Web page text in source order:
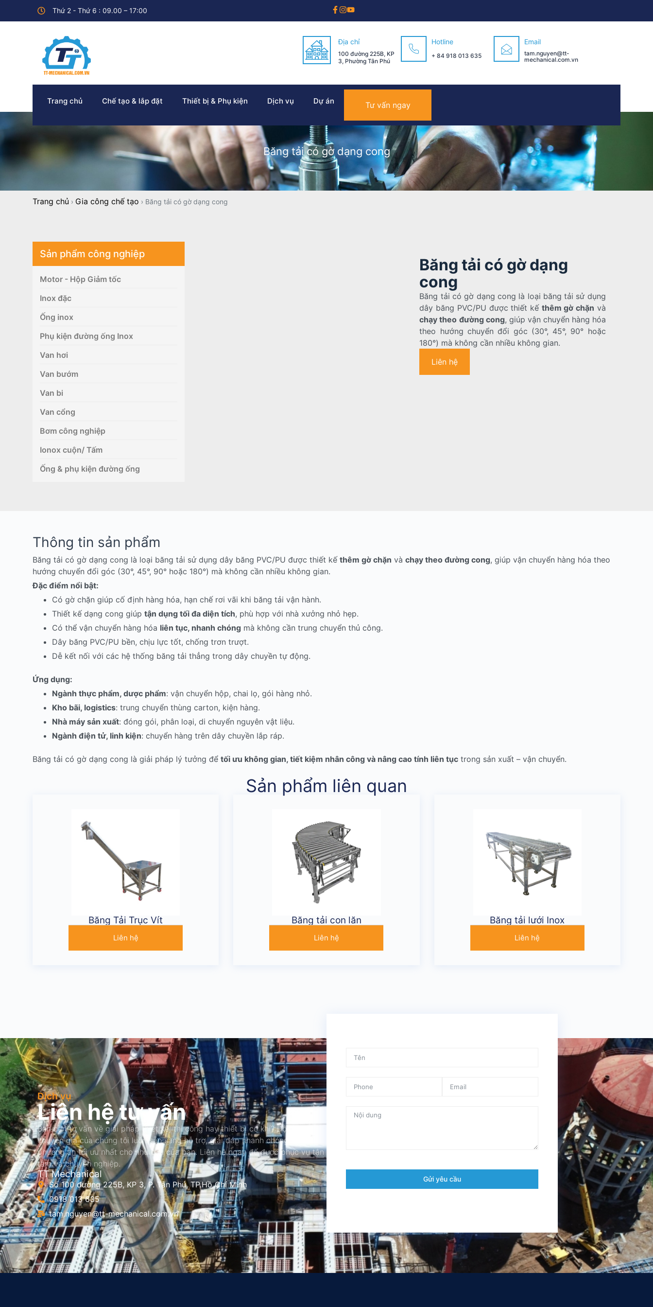
Thứ 2 - Thứ 6 : 09.00 – 17:00
Địa chỉ
100 đường 225B, KP
3, Phường Tân Phú
Hotline
+ 84 918 013 635
Email
tam.nguyen@tt-
mechanical.com.vn
Trang chủ Chế tạo & lắp đặt Thiết bị & Phụ kiện Dịch vụ Dự án Tư vấn ngay
Băng tải có gờ dạng cong
Trang chủ › Gia công chế tạo › Băng tải có gờ dạng cong
Sản phẩm công nghiệp
Motor - Hộp Giảm tốc
Inox đặc
Ống inox
Phụ kiện đường ống Inox
Van hơi
Van bướm
Van bi
Van cổng
Bơm công nghiệp
Ionox cuộn/ Tấm
Ống & phụ kiện đường ống
Băng tải có gờ dạng
cong
Băng tải có gờ dạng cong là loại băng tải sử dụng
dây băng PVC/PU được thiết kế thêm gờ chặn và
chạy theo đường cong, giúp vận chuyển hàng hóa
theo hướng chuyển đổi góc (30°, 45°, 90° hoặc
180°) mà không cần nhiều không gian.
Liên hệ
Thông tin sản phẩm
Băng tải có gờ dạng cong là loại băng tải sử dụng dây băng PVC/PU được thiết kếthêm gờ chặn vàchạy theo đường cong, giúp vận chuyển hàng hóa theo
hướng chuyển đổi góc (30°, 45°, 90° hoặc 180°) mà không cần nhiều không gian.
Đặc điểm nổi bật:
Có gờ chặn giúp cố định hàng hóa, hạn chế rơi vãi khi băng tải vận hành.
Thiết kế dạng cong giúptận dụng tối đa diện tích, phù hợp với nhà xưởng nhỏ hẹp.
Có thể vận chuyển hàng hóa liên tục, nhanh chóng mà không cần trung chuyển thủ công.
Dây băng PVC/PU bền, chịu lực tốt, chống trơn trượt.
Dễ kết nối với các hệ thống băng tải thẳng trong dây chuyền tự động.
Ứng dụng:
Ngành thực phẩm, dược phẩm: vận chuyển hộp, chai lọ, gói hàng nhỏ.
Kho bãi, logistics: trung chuyển thùng carton, kiện hàng.
Nhà máy sản xuất: đóng gói, phân loại, di chuyển nguyên vật liệu.
Ngành điện tử, linh kiện: chuyển hàng trên dây chuyền lắp ráp.
Băng tải có gờ dạng cong là giải pháp lý tưởng đểtối ưu không gian, tiết kiệm nhân công và nâng cao tính liên tục trong sản xuất – vận chuyển.
Sản phẩm liên quan
Băng Tải Trục Vít
Liên hệ
Băng tải con lăn
Liên hệ
Băng tải lưới Inox
Liên hệ
Dịch vụ
Liên hệ tư vấn
Bạn cần tư vấn về giải pháp thiết kế, thi công hay thiết bị cơ khí? Đội ngũ
chuyên gia của chúng tôi luôn sẵn sàng hỗ trợ, giải đáp nhanh chóng và đưa ra
phương án tối ưu nhất cho nhu cầu của bạn. Liên hệ ngay để được phục vụ tận
tâm và chuyên nghiệp.
TT Mechanical
Số 100 đường 225B, KP 3, P. Tân Phú, TP.Hồ Chí Minh
0918 013 635
tam.nguyen@tt-mechanical.com.vn
Gửi yêu cầu